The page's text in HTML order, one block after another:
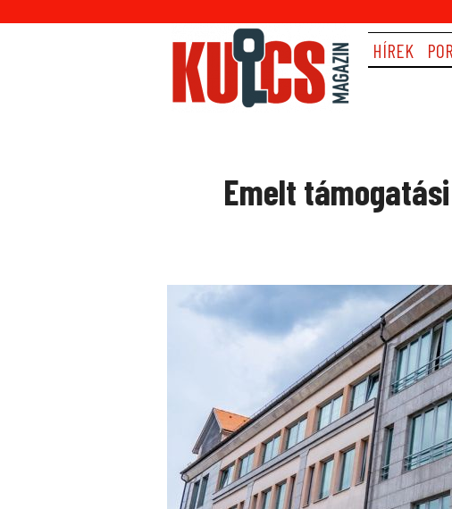
HÍREK
Emelt